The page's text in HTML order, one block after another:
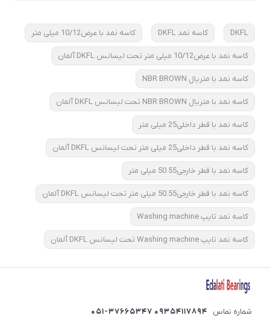
DKFL کاسه نمد DKFL کاسه نمد با عرض10/12 میلی متر
کاسه نمد با عرض10/12 میلی متر تحت لیسانس DKFL آلمان
کاسه نمد با متریال NBR BROWN
کاسه نمد با متریال NBR BROWN تحت لیسانس DKFL آلمان
کاسه نمد با قطر داخلی25 میلی متر
کاسه نمد با قطر داخلی25 میلی متر تحت لیسانس DKFL آلمان
کاسه نمد با قطر خارجی50.55 میلی متر
کاسه نمد با قطر خارجی50.55 میلی متر تحت لیسانس DKFL آلمان
کاسه نمد تایپ Washing machine
کاسه نمد تایپ Washing machine تحت لیسانس DKFL آلمان
شماره تماس
09354117894 051-37665347